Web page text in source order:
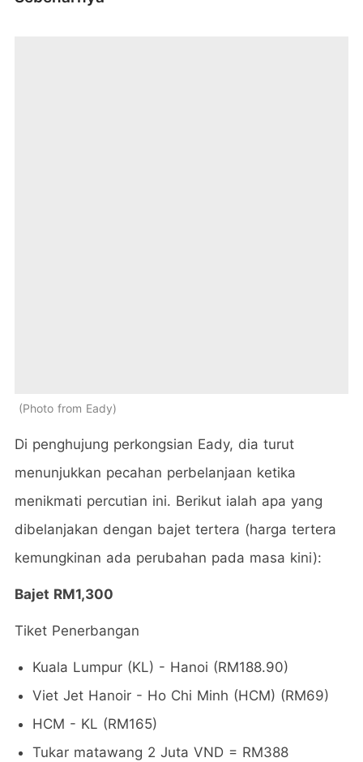
Photo from Eady
Di penghujung perkongsian Eady, dia turut
menunjukkan pecahan perbelanjaan ketika
menikmati percutian ini. Berikut ialah apa yang
dibelanjakan dengan bajet tertera (harga tertera
kemungkinan ada perubahan pada masa kini):
Bajet RM1,300
Tiket Penerbangan
Kuala Lumpur (KL) - Hanoi (RM188.90)
Viet Jet Hanoir - Ho Chi Minh (HCM) (RM69)
HCM - KL (RM165)
Tukar matawang 2 Juta VND = RM388